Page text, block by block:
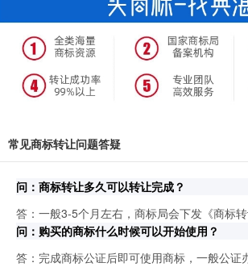
常见商标转让问题答疑
问：商标转让多久可以转让完成？
答：一般3-5个月左右，商标局会下发《商标转
问：购买的商标什么时候可以开始使用？
答：完成商标公证后即可使用商标，一般公证